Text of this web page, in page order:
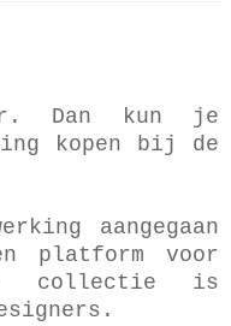
Dan kun je
kopen bij de
aangegaan
platform voor
collectie is